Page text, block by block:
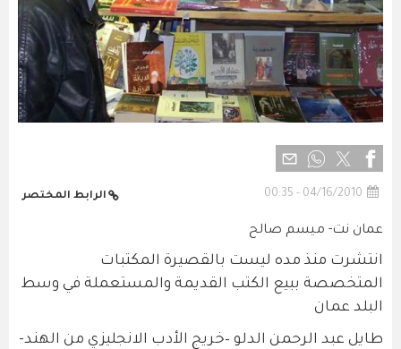
04/16/2010 - 00:35 الرابط المختصر
عمان نت- ميسم صالح
انتشرت منذ مده ليست بالقصيرة المكتبات
المتخصصة ببيع الكتب القديمة والمستعملة في وسط
البلد عمان
طايل عبد الرحمن الدلو –خريج الأدب الانجليزي من الهند-